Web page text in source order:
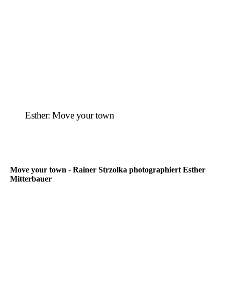
Esther: Move your town
Move your town - Rainer Strzolka photographiert Esther
Mitterbauer